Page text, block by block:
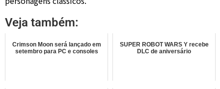
Veja também:
Crimson Moon será lançado em
setembro para PC e consoles
SUPER ROBOT WARS Y recebe
DLC de aniversário